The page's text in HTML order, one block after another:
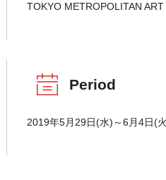
TOKYO METROPOLITAN
Period
2019年5月29日(水)～6月4日(